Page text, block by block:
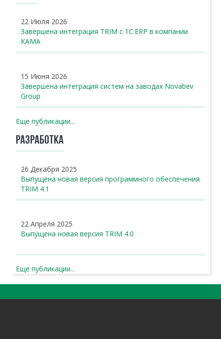
22 Июля 2026
Завершена интеграция TRIM с 1С:ERP в компании
КАМА
15 Июня 2026
Завершена интеграция систем на заводах Novabev
Group
Еще публикации...
РАЗРАБОТКА
26 Декабря 2025
Выпущена новая версия программного обеспечения
TRIM 4.1
22 Апреля 2025
Выпущена новая версия TRIM 4.0
Еще публикации...